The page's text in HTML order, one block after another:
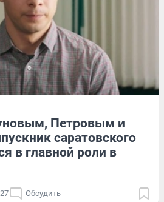
Петровым и
саратовского
в главной роли в
Обсудить